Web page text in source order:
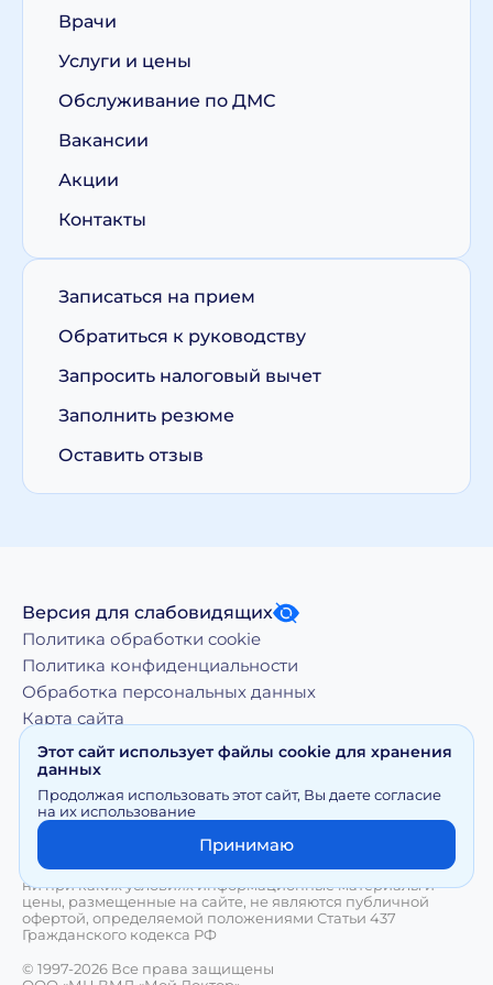
Врачи
Услуги и цены
Обслуживание по ДМС
Вакансии
Акции
Контакты
Записаться на прием
Обратиться к руководству
Запросить налоговый вычет
Заполнить резюме
Оставить отзыв
Версия для слабовидящих
Политика обработки cookie
Политика конфиденциальности
Обработка персональных данных
Карта сайта
использование материалов, размещенных на moy-
doktor.org возможно только с письменного разрешения
Правообладателя
Сайт носит исключительно информационный характер и
ни при каких условиях информационные материалы и
цены, размещенные на сайте, не являются публичной
офертой, определяемой положениями Статьи 437
Гражданского кодекса РФ
© 1997-2026 Все права защищены
Этот сайт использует файлы cookie для хранения
данных
Продолжая использовать этот сайт, Вы даете согласие
на их использование
Принимаю